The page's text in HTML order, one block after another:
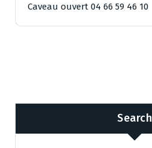
Caveau ouvert 04 66 59 46 10
Search